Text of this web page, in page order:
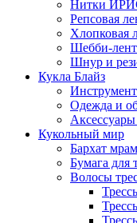
Нитки
Репсовая
Хлопковая
Шебби-
Шнур и
Кукла Блайз
Одежда и
Кукольный мир
Бархат
Бумага для
Волосы